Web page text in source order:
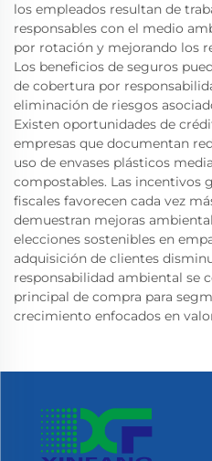
los empleados resultan de
responsables con el medio
por rotación y mejorando los
Los beneficios de seguros
de cobertura por
eliminación de riesgos
Existen oportunidades de
empresas que documentan
uso de envases plásticos
compostables. Las incentivos
fiscales favorecen cada vez
demuestran mejoras
elecciones sostenibles en
adquisición de clientes
responsabilidad ambiental se
principal de compra para
crecimiento enfocados en